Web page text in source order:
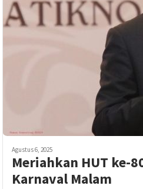
Agustus 6, 2025
Meriahkan HUT ke-
Karnaval Malam